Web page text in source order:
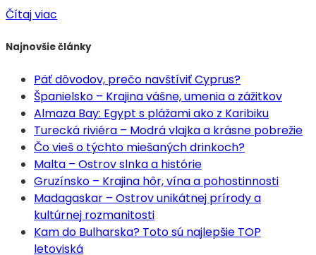
Čítaj viac
Najnovšie články
Päť dôvodov, prečo navštíviť Cyprus?
Španielsko – Krajina vášne, umenia a zážitkov
Almaza Bay: Egypt s plážami ako z Karibiku
Turecká riviéra – Modrá vlajka a krásne pobrežie
Čo vieš o týchto miešaných drinkoch?
Malta – Ostrov slnka a histórie
Gruzínsko – Krajina hôr, vína a pohostinnosti
Madagaskar – Ostrov unikátnej prírody a
kultúrnej rozmanitosti
Kam do Bulharska? Toto sú najlepšie TOP
letoviská